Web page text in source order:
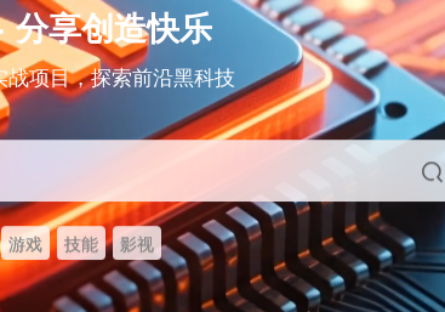
分享创造快乐
项目，探索前沿黑科技
游戏 技能 影视